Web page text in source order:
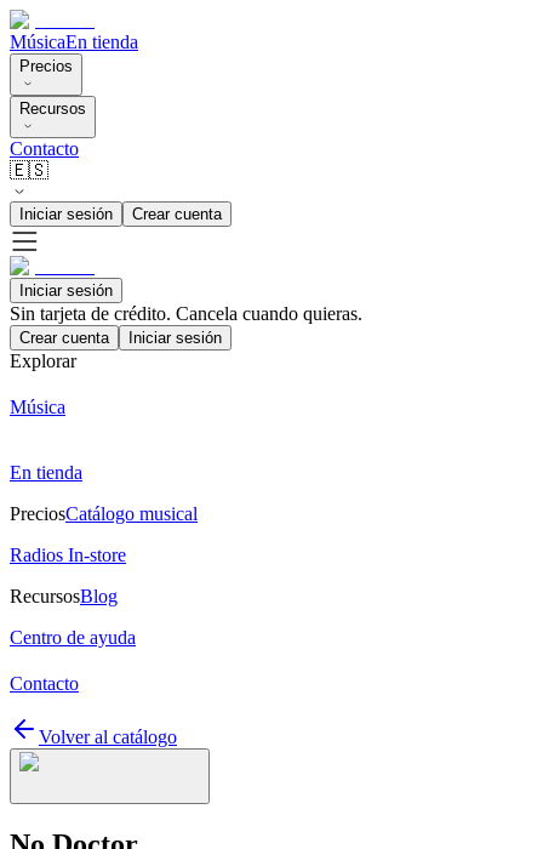
MúsicaEn tienda
Precios
Recursos
Contacto
🇪🇸
Iniciar sesión Crear cuenta
Iniciar sesión
Sin tarjeta de crédito. Cancela cuando quieras.
Crear cuenta Iniciar sesión
Explorar
Música
En tienda
PreciosCatálogo musical
Radios In-store
RecursosBlog
Centro de ayuda
Contacto
Volver al catálogo